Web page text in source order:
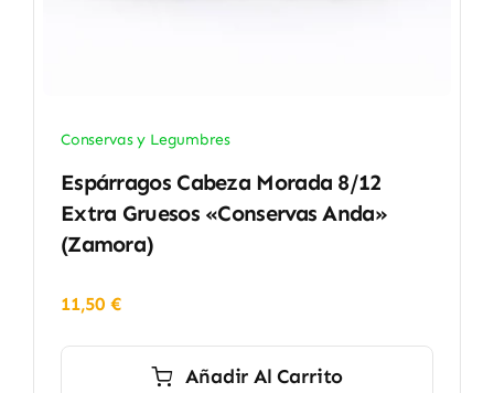
Conservas y Legumbres
Espárragos Cabeza Morada 8/12
Extra Gruesos «Conservas Anda»
(Zamora)
11,50 €
Añadir Al Carrito